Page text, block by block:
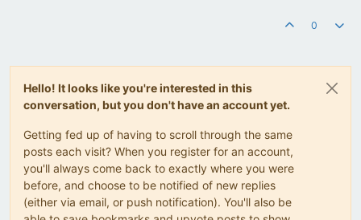
0
Hello! It looks like you're interested in this
conversation, but you don't have an account yet.
Getting fed up of having to scroll through the same
posts each visit? When you register for an account,
you'll always come back to exactly where you were
before, and choose to be notified of new replies
(either via email, or push notification). You'll also be